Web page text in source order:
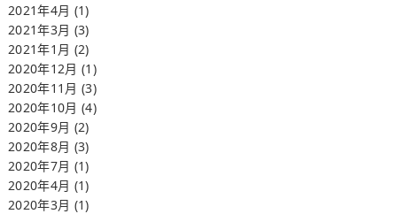
2021年4月 (1)
2021年3月 (3)
2021年1月 (2)
2020年12月(1)
2020年11月(3)
2020年10月(4)
2020年9月 (2)
2020年8月 (3)
2020年7月 (1)
2020年4月 (1)
2020年3月 (1)